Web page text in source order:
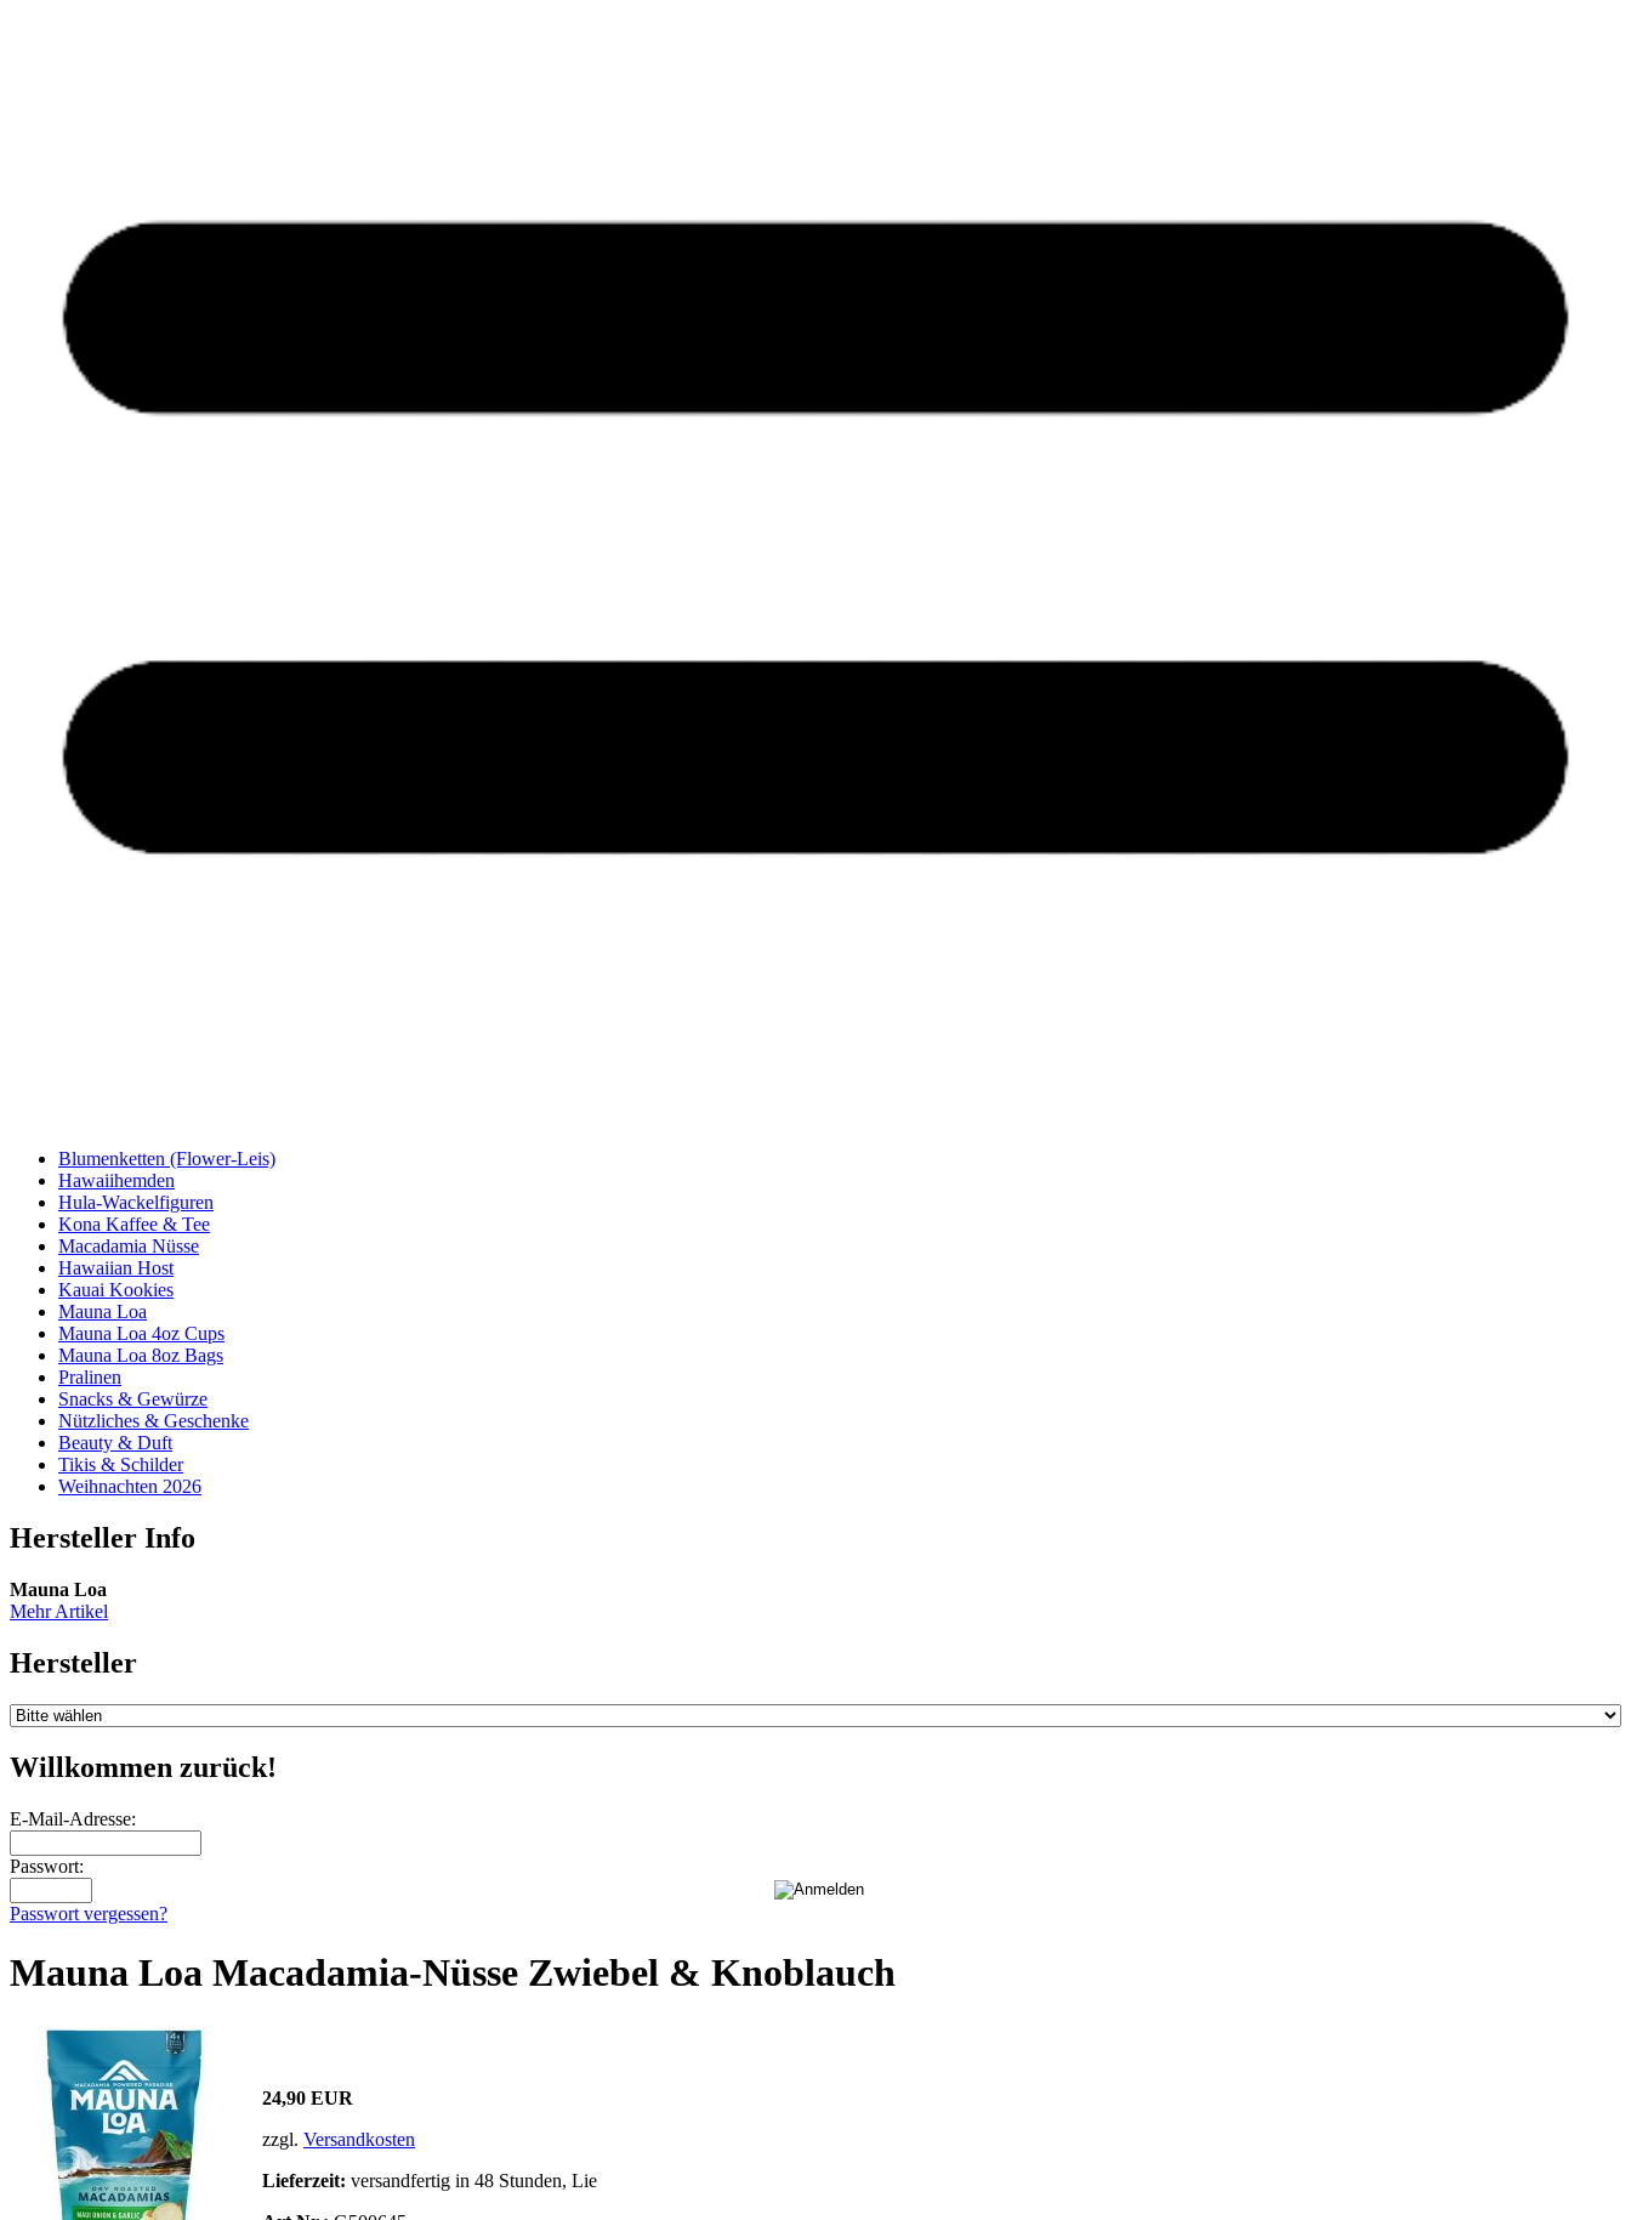
Blumenketten (Flower-Leis)
Hawaiihemden
Hula-Wackelfiguren
Kona Kaffee & Tee
Macadamia Nüsse
Hawaiian Host
Kauai Kookies
Mauna Loa
Mauna Loa 4oz Cups
Mauna Loa 8oz Bags
Pralinen
Snacks & Gewürze
Nützliches & Geschenke
Beauty & Duft
Tikis & Schilder
Weihnachten 2026
Hersteller Info
Mauna Loa
Mehr Artikel
Hersteller
Willkommen zurück!
E-Mail-Adresse:
Passwort:
Passwort vergessen?
Mauna Loa Macadamia-Nüsse Zwiebel & Knoblauch
24,90 EUR
zzgl. Versandkosten
Lieferzeit: versandfertig in 48 Stunden, Lie